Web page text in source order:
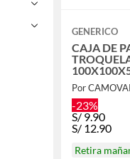
GENERICO
CAJA DE
PUL
Por
-23%
S/ 9.90
S/ 12.90
Retira